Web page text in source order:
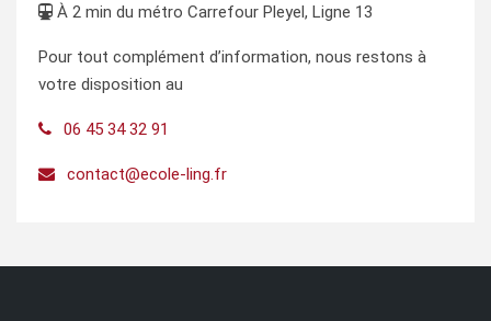
À 2 min du métro Carrefour Pleyel, Ligne 13
Pour tout complément d’information, nous restons à
votre disposition au
06 45 34 32 91
contact@ecole-ling.fr